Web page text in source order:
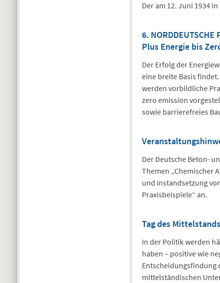
Der am 12. Juni 1934
6.
Plus Energie bis
Der Erfolg der
eine breite Basis
werden vorbildliche
zero emission
sowie barrierefreies
Der Deutsche Beton-
Themen „Chemischer
und Instandsetzung
Praxisbeispiele“ an.
Tag des
In der Politik werden
haben – positive wie
Entscheidungsfindung
mittelständischen